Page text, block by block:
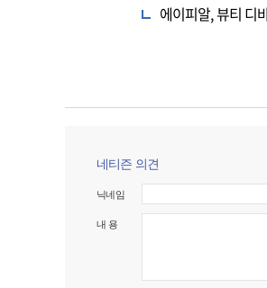
에이피알, 뷰티 디
네티즌 의견
닉네임
내 용